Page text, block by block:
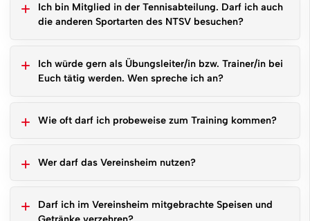
Ich bin Mitglied in der Tennisabteilung. Darf ich auch
die anderen Sportarten des NTSV besuchen?
Ich würde gern als Übungsleiter/in bzw. Trainer/in bei
Euch tätig werden. Wen spreche ich an?
Wie oft darf ich probeweise zum Training kommen?
Wer darf das Vereinsheim nutzen?
Darf ich im Vereinsheim mitgebrachte Speisen und